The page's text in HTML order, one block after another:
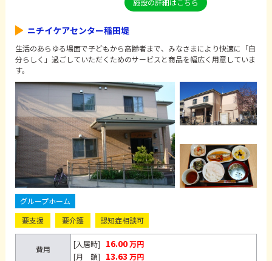
施設の詳細はこちら
ニチイケアセンター稲田堤
生活のあらゆる場面で子どもから高齢者まで、みなさまにより快適に「自
分らしく」過ごしていただくためのサービスと商品を幅広く用意していま
す。
グループホーム
要支援
要介護 認知症相談可
費用
[入居時] 16.00万円
[月 額]
13.63万円